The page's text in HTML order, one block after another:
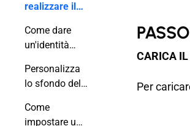
realizzare il
flipbook
Come dare
un'identità
pubblicazioni
online
Personalizza
lo sfondo del
Come
impostare uno
CARICA
Per